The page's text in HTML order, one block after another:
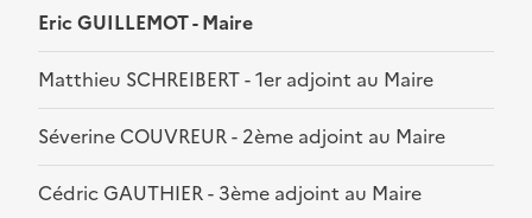
Eric GUILLEMOT - Maire
Matthieu SCHREIBERT - 1er adjoint au Maire
Séverine COUVREUR - 2ème adjoint au Maire
Cédric GAUTHIER - 3ème adjoint au Maire